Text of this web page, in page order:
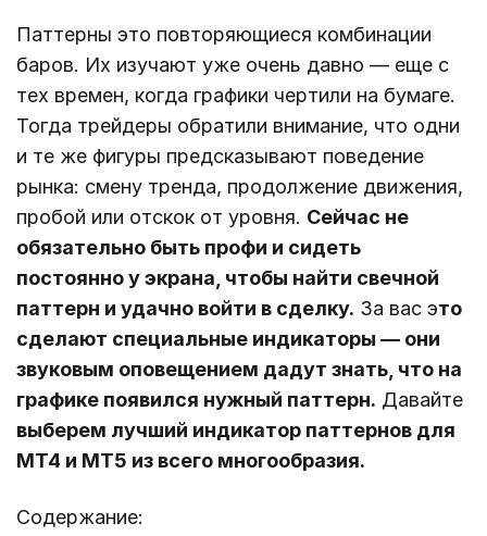
Паттерны это повторяющиеся комбинации
баров. Их изучают уже очень давно ― еще с
тех времен, когда графики чертили на бумаге.
Тогда трейдеры обратили внимание, что одни
и те же фигуры предсказывают поведение
рынка: смену тренда, продолжение движения,
пробой или отскок от уровня. Сейчас не
обязательно быть профи и сидеть
постоянно у экрана, чтобы найти свечной
паттерн и удачно войти в сделку. За вас это
сделают специальные индикаторы — они
звуковым оповещением дадут знать, что на
графике появился нужный паттерн. Давайте
выберем лучший индикатор паттернов для
МТ4 и МТ5 из всего многообразия.
Содержание: